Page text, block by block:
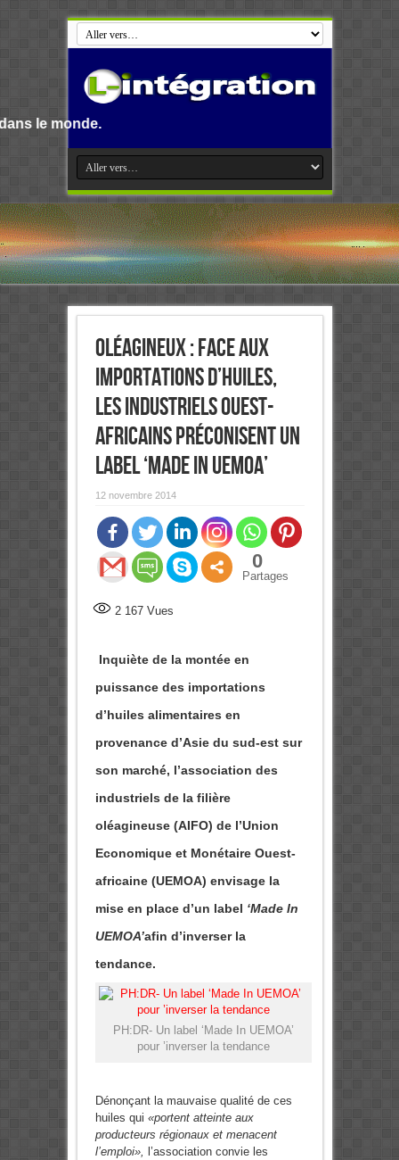
Oléagineux : Face aux
importations d’huiles,
les industriels ouest-
africains préconisent un
label ‘Made In UEMOA’
12 novembre 2014
0
Partages
2 167Vues
Inquiète de la montée en
puissance des importations
d’huiles alimentaires en
provenance d’Asie du sud-est sur
son marché, l’association des
industriels de la filière
oléagineuse (AIFO) de l’Union
Economique et Monétaire Ouest-
africaine (UEMOA) envisage la
mise en place d’un label ‘Made In
UEMOA’afin d’inverser la
tendance.
PH:DR- Un label ‘Made In UEMOA’
pour ’inverser la tendance
Dénonçant la mauvaise qualité de ces
huiles qui «portent atteinte aux
producteurs régionaux et menacent
l’emploi», l’association convie les